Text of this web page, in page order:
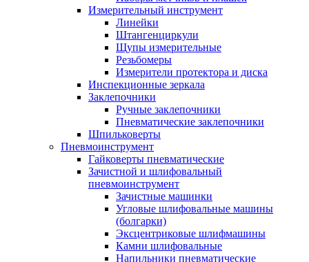
Измерительный инструмент
Линейки
Штангенциркули
Щупы измерительные
Резьбомеры
Измерители протектора и диска
Инспекционные зеркала
Заклепочники
Ручные заклепочники
Пневматические заклепочники
Шпильковерты
Пневмоинструмент
Гайковерты пневматические
Зачистной и шлифовальный
пневмоинструмент
Зачистные машинки
Угловые шлифовальные машины
(болгарки)
Эксцентриковые шлифмашины
Камни шлифовальные
Напильники пневматические